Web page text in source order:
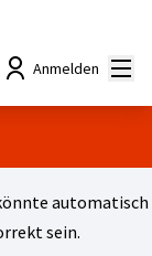
Elegir el idioma
Anmelden
automatisch
sein.